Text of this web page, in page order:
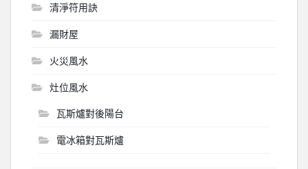
清淨符用訣
漏財屋
火災風水
灶位風水
瓦斯爐對後陽台
電冰箱對瓦斯爐